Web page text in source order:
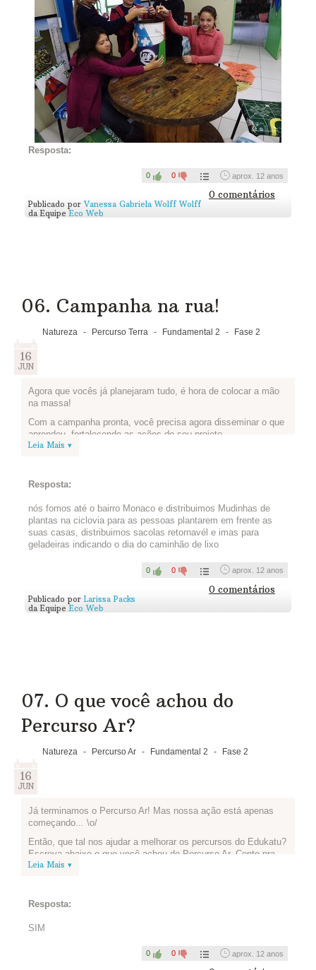
Terminou? Tire uma foto e publique aqui pra gente ver como
ficou!
Resposta:
0 0 aprox. 12 anos
0 comentários
Publicado por Vanessa Gabriela Wolff Wolff
da Equipe Eco Web
06. Campanha na rua!
Natureza - Percurso Terra - Fundamental 2 - Fase 2
16
JUN
Agora que vocês já planejaram tudo, é hora de colocar a mão
na massa!
Com a campanha pronta, você precisa agora disseminar o que
aprendeu, fortalecendo as ações do seu projeto.
que achou de fazer uma campanha.
Leia Mais ▾
Resposta:
nós fomos até o bairro Monaco e distribuimos Mudinhas de
plantas na ciclovia para as pessoas plantarem em frente as
suas casas, distribuimos sacolas retornavél e imas para
geladeiras indicando o dia do caminhão de lixo
0 0 aprox. 12 anos
0 comentários
Publicado por Larissa Packs
da Equipe Eco Web
07. O que você achou do
Percurso Ar?
Natureza - Percurso Ar - Fundamental 2 - Fase 2
16
JUN
Já terminamos o Percurso Ar! Mas nossa ação está apenas
começando... \o/
Então, que tal nos ajudar a melhorar os percursos do Edukatu?
Escreva abaixo o que você achou do Percurso Ar. Conte pra
gente o que você aprendeu, o que gostou mais e o que
Leia Mais ▾
Resposta:
SIM
0 0 aprox. 12 anos